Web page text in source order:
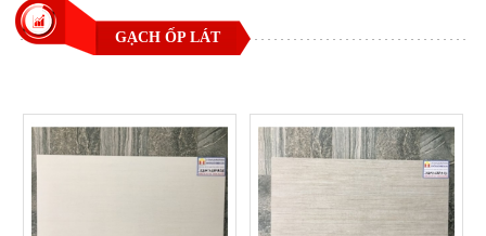
GẠCH ỐP LÁT